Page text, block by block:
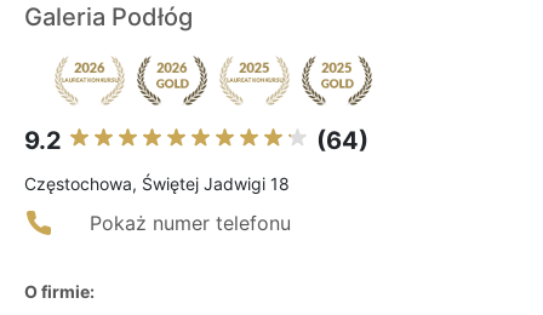
Galeria Podłóg
9.2 (64)
Częstochowa, Świętej Jadwigi 18
Pokaż numer telefonu
O firmie: